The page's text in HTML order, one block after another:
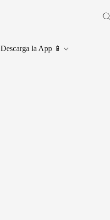
Descarga la App 📱